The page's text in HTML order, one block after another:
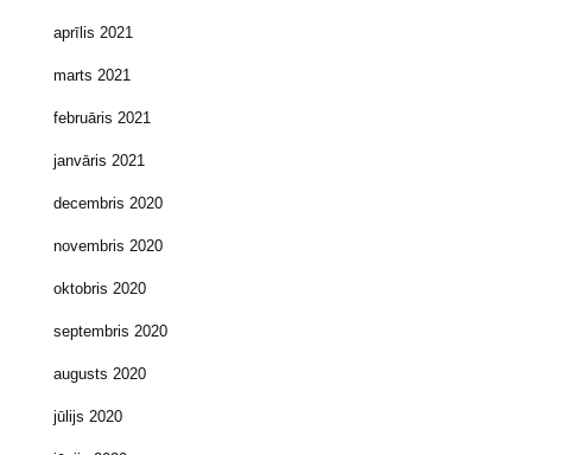
aprīlis 2021
marts 2021
februāris 2021
janvāris 2021
decembris 2020
novembris 2020
oktobris 2020
septembris 2020
augusts 2020
jūlijs 2020